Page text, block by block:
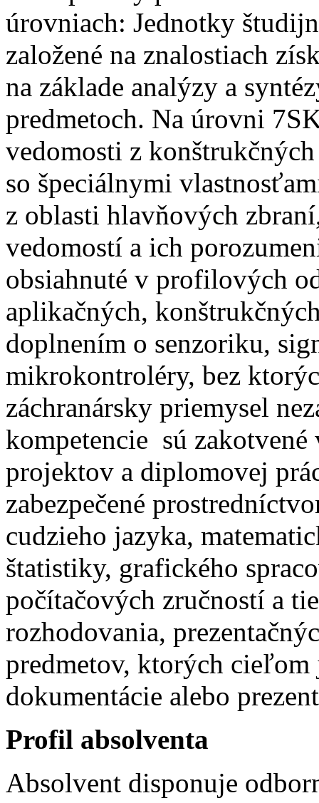
úrovniach: Jednotky
založené na znalostiach
na základe analýzy a
predmetoch. Na úrovni
vedomosti z
so špeciálnymi
z oblasti hlavňových
vedomostí a ich
obsiahnuté v profilových
aplikačných,
doplnením o senzoriku,
mikrokontroléry, bez
záchranársky priemysel
kompetencie sú
projektov a diplomovej
zabezpečené
cudzieho jazyka,
štatistiky, grafického
počítačových zručností a
rozhodovania,
predmetov, ktorých
dokumentácie alebo
Profil absolventa
Absolvent disponuje